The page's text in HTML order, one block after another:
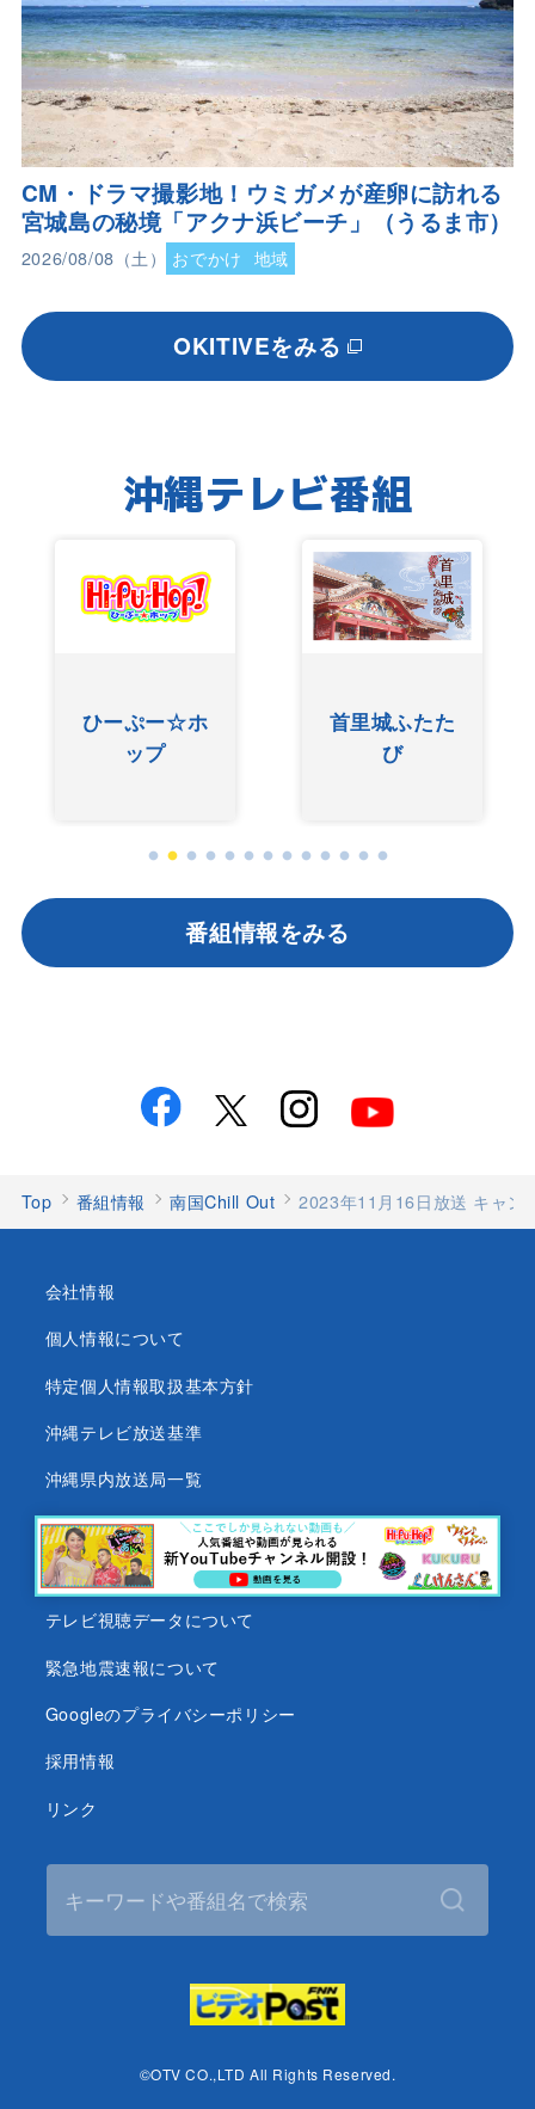
CM・ドラマ撮影地！ウミガメが産卵に訪れる
宮城島の秘境「アクナ浜ビーチ」（うるま市）
2026/08/08（土） おでかけ 地域
OKITIVEをみる
沖縄テレビ番組
ひーぷー☆ホ
ップ
首里城ふたた
び
番組情報をみる
Top 番組情報 南国Chill Out 2023年11月16日放送 キャン
会社情報
個人情報について
特定個人情報取扱基本方針
沖縄テレビ放送基準
沖縄県内放送局一覧
番組審議会
沖縄テレビ名義の後援依頼について
テレビ視聴データについて
緊急地震速報について
Googleのプライバシーポリシー
採用情報
リンク
©OTV CO.,LTD All Rights Reserved.